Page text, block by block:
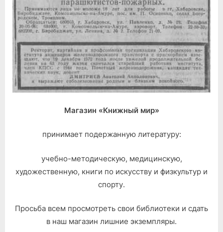
Магазин «Книжный мир»
принимает подержанную литературу:
учебно-методическую, медицинскую,
художественную, книги по искусству и физкультур и
спорту.
Просьба всем просмотреть свои библиотеки и сдать
в наш магазин лишние экземпляры.